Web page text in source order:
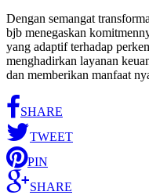
Dengan semangat
bjb menegaskan
yang adaptif terhadap
menghadirkan layanan
dan memberikan manfaat
SHARE
TWEET
PIN
SHARE